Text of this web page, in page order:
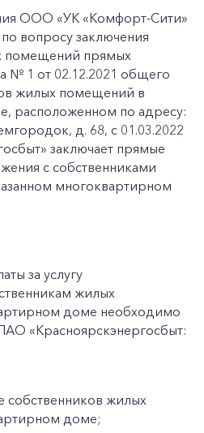
ООО «УК «Комфорт-Сити»
вопросу заключения
помещений прямых
№ 1 от 02.12.2021 общего
жилых помещений в
расположенном по адресу:
д. 68, с 01.03.2022
заключает прямые
с собственниками
многоквартирном
за услугу
жилых
доме необходимо
«Красноярскэнергосбыт:
собственников жилых
доме;